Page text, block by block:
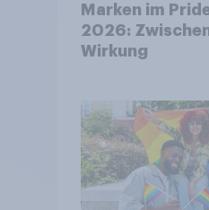
Marken im
2026:
Wirkung